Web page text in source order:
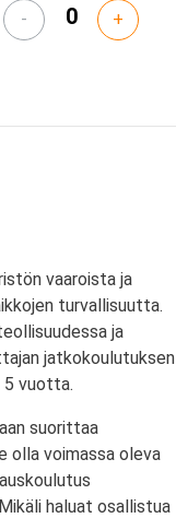
- +
vaaroista ja
turvallisuutta.
ja
jatkokoulutuksen
5 vuotta.
suorittaa
olla voimassa oleva
haluat osallistua